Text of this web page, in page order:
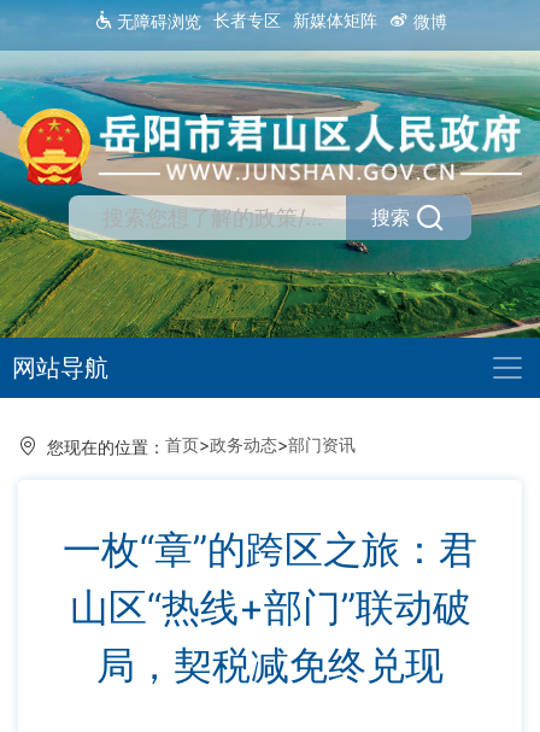
无障碍浏览 长者专区 新媒体矩阵 微博
搜索
网站导航
您现在的位置： 首页>政务动态>部门资讯
一枚“章”的跨区之旅：君
山区“热线+部门”联动破
局，契税减免终兑现